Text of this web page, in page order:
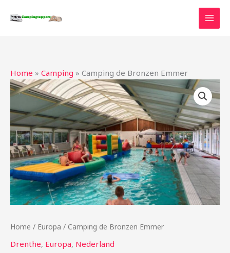
naar
Home » Camping » Camping de Bronzen Emmer
Home / Europa / Camping de Bronzen Emmer
Drenthe, Europa, Nederland